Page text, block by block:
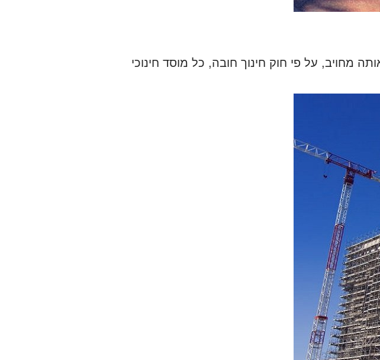
מחויב, על פי חוק חינוך חובה, כל מוסד חינוכי